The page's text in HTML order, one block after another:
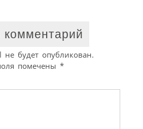
комментарий
будет опубликован.
помечены *